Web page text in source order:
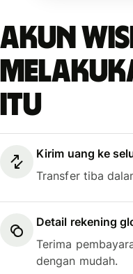
Akun
itu
Kirim uang ke
Transfer tiba
Detail rekening
Terima
dengan mudah.